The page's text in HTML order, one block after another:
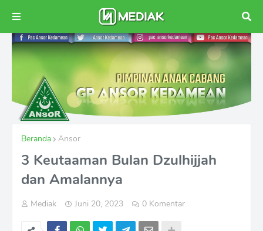
Beranda Ansor
3 Keutaaman Bulan Dzulhijjah
dan Amalannya
Mediak Juni 20, 2023 0 Komentar